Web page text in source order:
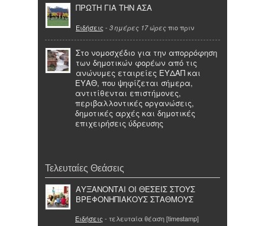
ΠΡΩΤΗ ΓΙΑ ΤΗΝ ΑΣΑ
Ειδήσεις - 3 ημέρες 17 ώρες πιο πριν
Στο νομοσχέδιο για την απορρόφηση
των δημοτικών φορέων από τις
ανώνυμες εταιρείες ΕΥΔΑΠ και
ΕΥΑΘ, που ψηφίζεται σήμερα,
αντιτίθενται επιστήμονες,
περιβαλλοντικές οργανώσεις,
δημοτικές αρχές και δημοτικές
επιχειρήσεις ύδρευσης
Τελευταίες Θεάσεις
ΑΥΞΑΝΟΝΤΑΙ ΟΙ ΘΕΣΕΙΣ ΣΤΟΥΣ
ΒΡΕΦΟΝΗΠΙΑΚΟΥΣ ΣΤΑΘΜΟΥΣ
Ειδήσεις - τελευταία θέαση [timestamp]